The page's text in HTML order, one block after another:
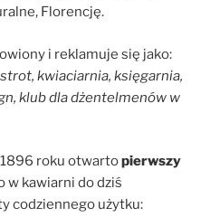
Florencję.
i reklamuje się jako:
kwiaciarnia, księgarnia,
klub dla dżentelmenów w
roku otwartopierwszy
w kawiarni do dziś
codziennego użytku: